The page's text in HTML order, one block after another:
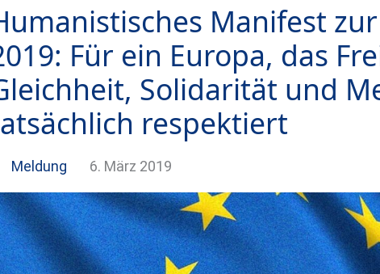
Manifest
Für ein Europa, das
Solidarität und
respektiert
Meldung 6. März 2019